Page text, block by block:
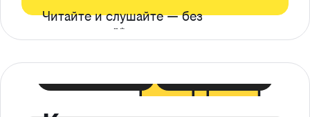
Читайте и слушайте — без
ограничений*